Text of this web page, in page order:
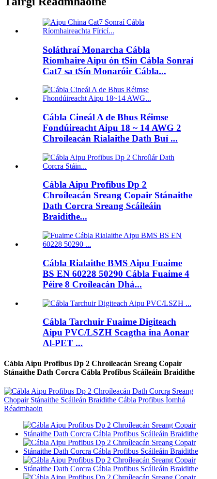
Soláthraí Monarcha Cábla
Ríomhaire Aipu ón tSín Cábla Sonraí
Cat7 sa tSín Monaróir Cábla...
Cábla Cineál A de Bhus Réimse
Fondúireacht Aipu 18 ~ 14 AWG 2
Chroíleacán Rialaithe Dath Buí ...
Cábla Aipu Profibus Dp 2
Chroíleacán Sreang Copair Stánaithe
Dath Corcra Sreang Scáileáin
Braidithe...
Cábla Rialaithe BMS Aipu Fuaime
BS EN 60228 50290 Cábla Fuaime 4
Péire 8 Croíleacán Dhá...
Cábla Tarchuir Fuaime Digiteach
Aipu PVC/LSZH Scagtha ina Aonar
Al-PET ...
Cábla Aipu Profibus Dp 2 Chroíleacán Sreang Copair
Stánaithe Dath Corcra Cábla Profibus Scáileáin Braidithe